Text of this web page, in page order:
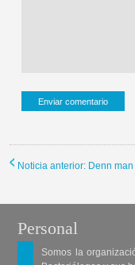
Noticia anterior: Denn
Personal
Somos la